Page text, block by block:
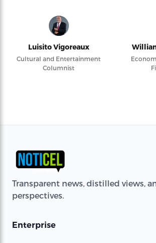
Luisito Vigoreaux
Cultural and Entertainment
Columnist
Transparent news, distilled views,
perspectives.
Enterprise